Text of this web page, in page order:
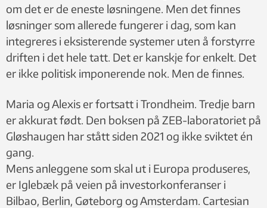
om det er de eneste løsningene. Men det finnes
løsninger som allerede fungerer i dag, som kan
integreres i eksisterende systemer uten å forstyrre
driften i det hele tatt. Det er kanskje for enkelt. Det
er ikke politisk imponerende nok. Men de finnes.
Maria og Alexis er fortsatt i Trondheim. Tredje barn
er akkurat født. Den boksen på ZEB-laboratoriet på
Gløshaugen har stått siden 2021 og ikke sviktet én
gang.
Mens anleggene som skal ut i Europa produseres,
er Iglebæk på veien på investorkonferanser i
Bilbao, Berlin, Gøteborg og Amsterdam. Cartesian